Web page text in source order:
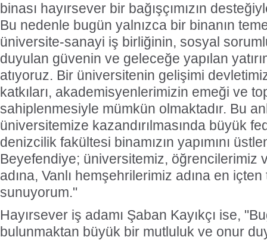
binası hayırsever bir bağışçımızın
Bu nedenle bugün yalnızca bir binanın
üniversite-sanayi iş birliğinin, sosyal
duyulan güvenin ve geleceğe yapılan
atıyoruz. Bir üniversitenin gelişimi
katkıları, akademisyenlerimizin emeği ve
sahiplenmesiyle mümkün olmaktadır. Bu
üniversitemize kazandırılmasında büyük
denizcilik fakültesi binamızın yapımını
Beyefendiye; üniversitemiz, öğrencilerimiz
adına, Vanlı hemşehrilerimiz adına en
sunuyorum."
Hayırsever iş adamı Şaban Kayıkçı ise,
bulunmaktan büyük bir mutluluk ve onur